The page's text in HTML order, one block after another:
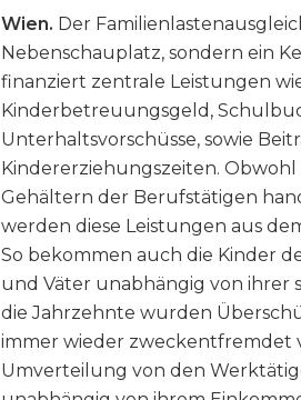
Wien. Der
Nebenschauplatz, sondern ein
finanziert zentrale Leistungen
Kinderbetreuungsgeld,
Unterhaltsvorschüsse, sowie
Kindererziehungszeiten.
Gehältern der Berufstätigen
werden diese Leistungen aus
So bekommen auch die Kinder
und Väter unabhängig von ihrer
die Jahrzehnte wurden
immer wieder zweckentfremdet
Umverteilung von den